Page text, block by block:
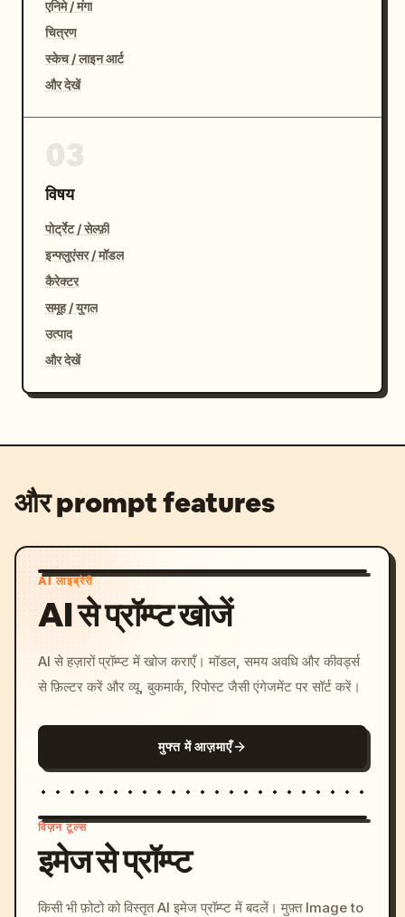
एनिमे / मंगा
चित्रण
स्केच / लाइन आर्ट
और देखें
विषय
पोर्ट्रेट / सेल्फ़ी
इन्फ्लुएंसर / मॉडल
कैरेक्टर
समूह / युगल
उत्पाद
और देखें
और prompt features
AI लाइब्रेरी
AI से प्रॉम्प्ट खोजें
AI से हज़ारों प्रॉम्प्ट में खोज कराएँ। मॉडल, समय अवधि और कीवर्ड्स
से फ़िल्टर करें और व्यू, बुकमार्क, रिपोस्ट जैसी एंगेजमेंट पर सॉर्ट करें।
मुफ्त में आज़माएँ
c, cyberpunk sunset, neon
विज़न टूल्स
इमेज से प्रॉम्प्ट
किसी भी फ़ोटो को विस्तृत AI इमेज प्रॉम्प्ट में बदलें। मुफ़्त Image to